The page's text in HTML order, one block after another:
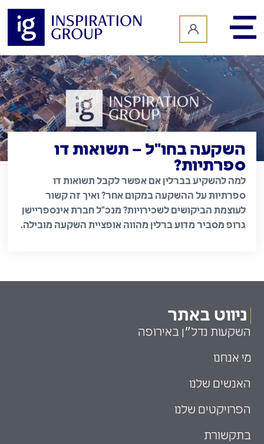
השקעה בחו"ל – תשואות דו
ספרתיות?
למה להשקיע בברלין אם אפשר לקבל תשואות דו
ספרתיות על ההשקעה במקום אחר? ואיך זה קשור
לעוצמת הביקושים לשכירויות? מנכ"ל חברת אינספריישן
גרופ מסביר מדוע ברלין מהווה אופציית השקעה מובילה.
ניווט באתר
השקעות נדל״ן באירופה
מי אנחנו
האנשים שלנו
הפרויקטים שלנו
בתקשורת